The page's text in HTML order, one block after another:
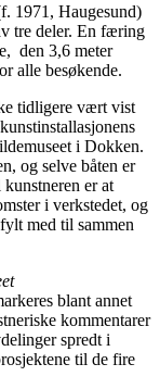
1971, Haugesund)
tre deler. En færing
den 3,6 meter
alle besøkende.
tidligere vært vist
i Dokken.
og selve båten er
er at
i verkstedet, og
med til sammen
blant annet
kommentarer
spredt i
til de fire